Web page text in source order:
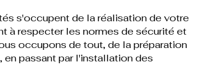
s'occupent de la réalisation de votre
à respecter les normes de sécurité et
occupons de tout, de la préparation
en passant par l'installation des